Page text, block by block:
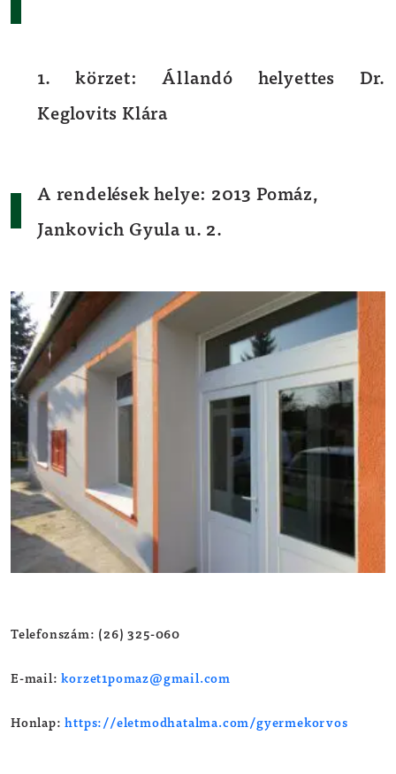
1. körzet: Állandó helyettes Dr.
Keglovits Klára
A rendelések helye: 2013 Pomáz,
Jankovich Gyula u. 2.
Telefonszám: (26) 325-060
E-mail:korzet1pomaz@gmail.com
Honlap:https://eletmodhatalma.com/gyermekorvos